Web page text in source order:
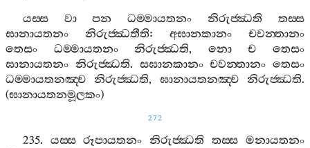
යස‍්ස
වා පන ධම‍්මායතනං නිරුජ‍්ඣති
තස‍්ස
ඝානායතනං
නිරුජ‍්ඣතීති:අඝානකානං
චවන‍්තානං
තෙසං
ධම‍්මායතනං නිරුජ‍්ඣති, නො ච
තෙසං
ඝානායතනං නිරුජ‍්ඣති. සඝානකානං චවන‍්තානං තෙසං
ධම‍්මායතනඤ‍්ච
නිරුජ‍්ඣති, ඝානායතනඤ‍්ච නිරුජ‍්ඣති.
(ඝානායතනමූලකං)
272
235. යස‍්ස රූපායතනං නිරුජ‍්ඣති තස‍්ස මනායතනං